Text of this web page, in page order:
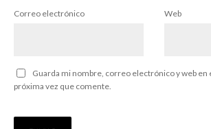
Correo electrónico Web
Guarda mi nombre, correo electrónico y web en
próxima vez que comente.